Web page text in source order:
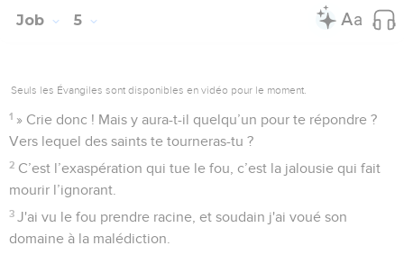
Job 5
Seuls les Évangiles sont disponibles en vidéo pour le moment.
1 » Crie donc ! Mais y aura-t-il quelqu’un pour te répondre ?
Vers lequel des saints te tourneras-tu ?
2 C’est l’exaspération qui tue le fou, c’est la jalousie qui fait
mourir l’ignorant.
3 J'ai vu le fou prendre racine, et soudain j'ai voué son
domaine à la malédiction.